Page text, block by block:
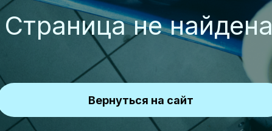
Страница не найдена
Вернуться на сайт